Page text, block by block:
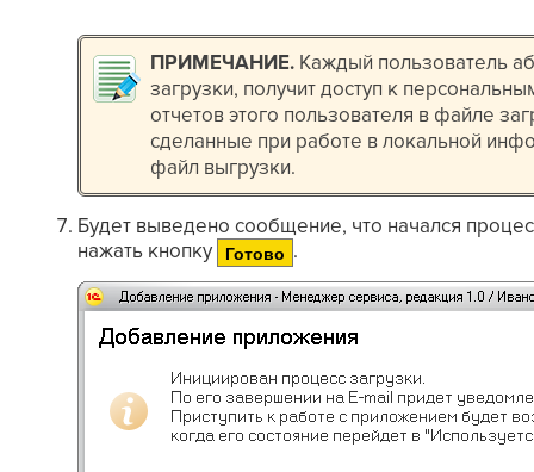
ПРИМЕЧАНИЕ. Каждый пользователь
загрузки, получит доступ к
отчетов этого пользователя в файле
сделанные при работе в локальной
файл выгрузки.
Будет выведено сообщение, что начался
нажать кнопку Готово .